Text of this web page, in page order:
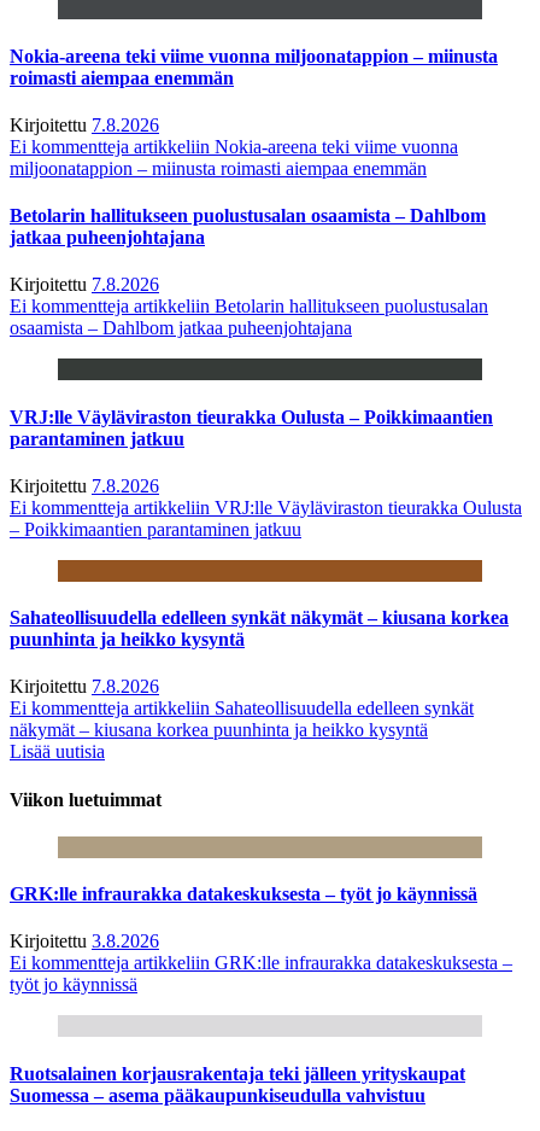
Nokia-areena teki viime vuonna miljoonatappion – miinusta
roimasti aiempaa enemmän
Kirjoitettu 7.8.2026
Ei kommentteja artikkeliin Nokia-areena teki viime vuonna
miljoonatappion – miinusta roimasti aiempaa enemmän
Betolarin hallitukseen puolustusalan osaamista – Dahlbom
jatkaa puheenjohtajana
Kirjoitettu 7.8.2026
Ei kommentteja artikkeliin Betolarin hallitukseen puolustusalan
osaamista – Dahlbom jatkaa puheenjohtajana
VRJ:lle Väyläviraston tieurakka Oulusta – Poikkimaantien
parantaminen jatkuu
Kirjoitettu 7.8.2026
Ei kommentteja artikkeliin VRJ:lle Väyläviraston tieurakka Oulusta
– Poikkimaantien parantaminen jatkuu
Sahateollisuudella edelleen synkät näkymät – kiusana korkea
puunhinta ja heikko kysyntä
Kirjoitettu 7.8.2026
Ei kommentteja artikkeliin Sahateollisuudella edelleen synkät
näkymät – kiusana korkea puunhinta ja heikko kysyntä
Lisää uutisia
Viikon luetuimmat
GRK:lle infraurakka datakeskuksesta – työt jo käynnissä
Kirjoitettu 3.8.2026
Ei kommentteja artikkeliin GRK:lle infraurakka datakeskuksesta –
työt jo käynnissä
Ruotsalainen korjausrakentaja teki jälleen yrityskaupat
Suomessa – asema pääkaupunkiseudulla vahvistuu